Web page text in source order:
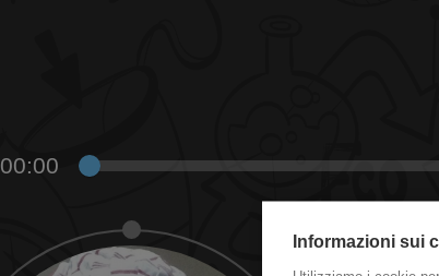
00:00
Informazioni sui